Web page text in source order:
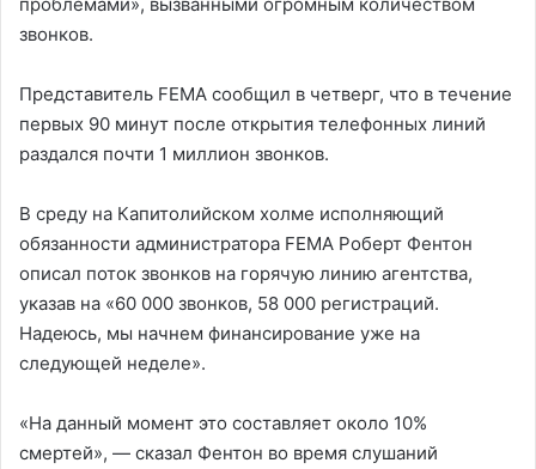
звонков.
Представитель FEMA сообщил в четверг, что в течение
первых 90 минут после открытия телефонных линий
раздался почти 1 миллион звонков.
В среду на Капитолийском холме исполняющий
обязанности администратора FEMA Роберт Фентон
описал поток звонков на горячую линию агентства,
указав на «60 000 звонков, 58 000 регистраций.
Надеюсь, мы начнем финансирование уже на
следующей неделе».
«На данный момент это составляет около 10%
смертей», — сказал Фентон во время слушаний